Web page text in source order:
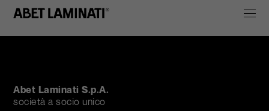
Abet Laminati S.p.A.
società a socio unico